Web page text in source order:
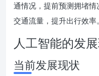
通情况，提前预测拥堵
交通流量，提升出行效率。
人工智能的发
当前发展现状